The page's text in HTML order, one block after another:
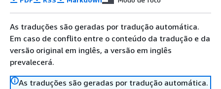
As traduções são geradas por tradução automática.
Em caso de conflito entre o conteúdo da tradução e da
versão original em inglês, a versão em inglês
prevalecerá.
As traduções são geradas por tradução automática.